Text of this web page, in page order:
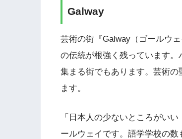
Galway
芸術の街『Galway（ゴールウ
の伝統が根強く残っています
集まる街でもあります。芸術
ます。
「日本人の少ないところがい
ールウェイです。語学学校の数